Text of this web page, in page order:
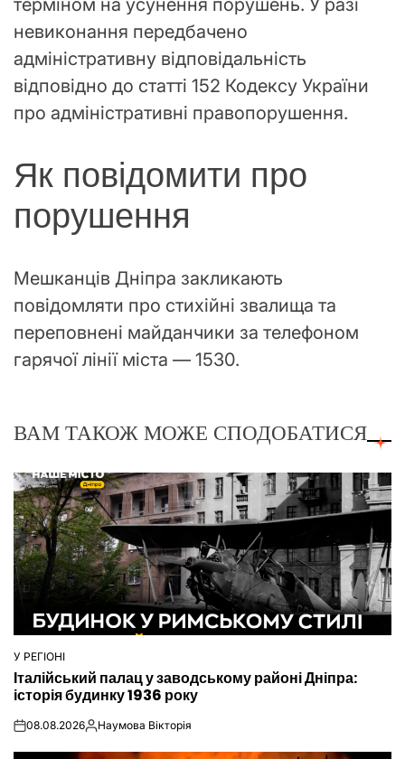
невиконання передбачено
адміністративну відповідальність
відповідно до статті 152 Кодексу України
про адміністративні правопорушення.
Як повідомити про
порушення
Мешканців Дніпра закликають
повідомляти про стихійні звалища та
переповнені майданчики за телефоном
гарячої лінії міста — 1530.
ВАМ ТАКОЖ МОЖЕ СПОДОБАТИСЯ
ОПУБЛІКУВАТИ
У
У РЕГІОНІ
Італійський палац у заводському районі Дніпра:
історія будинку 1936 року
on08.08.2026Опубліковано
Наумова Вікторія